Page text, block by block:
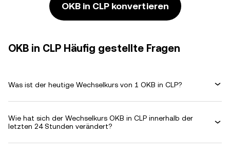
OKB in CLP konvertieren
OKB in CLP Häufig gestellte Fragen
Was ist der heutige Wechselkurs von 1 OKB in CLP?
Wie hat sich der Wechselkurs OKB in CLP innerhalb der
letzten 24 Stunden verändert?